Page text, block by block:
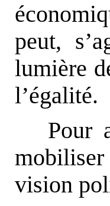
peut,
lumière
l’égalité.
Pour
vision